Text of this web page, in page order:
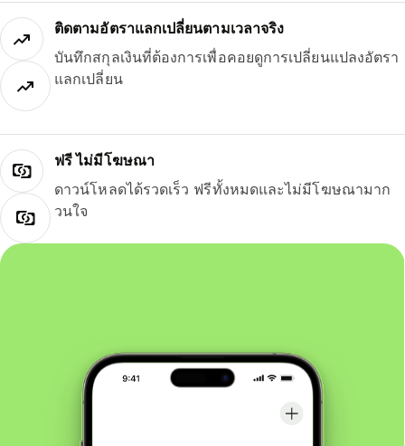
ติดตามอัตราแลกเปลี่ยนตามเวลาจริง
บันทึกสกุลเงินที่ต้องการเพื่อคอยดูการเปลี่ยนแปลงอัตรา
แลกเปลี่ยน
ฟรี ไม่มีโฆษณา
ดาวน์โหลดได้รวดเร็ว ฟรีทั้งหมดและไม่มีโฆษณามาก
วนใจ